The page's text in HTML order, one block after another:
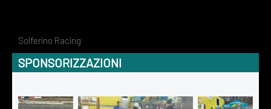
Solferino Racing
SPONSORIZZAZIONI